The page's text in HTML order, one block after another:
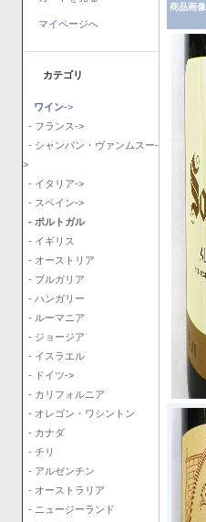
マイページへ
カテゴリ
ワイン->
- フランス->
- シャンパン・ヴァンムスー-
>
- イタリア->
- スペイン->
- ポルトガル
- イギリス
- オーストリア
- ブルガリア
- ハンガリー
- ルーマニア
- ジョージア
- イスラエル
- ドイツ->
- カリフォルニア
- オレゴン・ワシントン
- カナダ
- チリ
- アルゼンチン
- オーストラリア
- ニュージーランド
商品画像